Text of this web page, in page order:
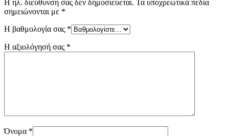
Η ηλ. διεύθυνση σας δεν δημοσιεύεται. Τα υποχρεωτικά πεδία
σημειώνονται με *
Η βαθμολογία σας *
Η αξιολόγησή σας *
Όνομα *